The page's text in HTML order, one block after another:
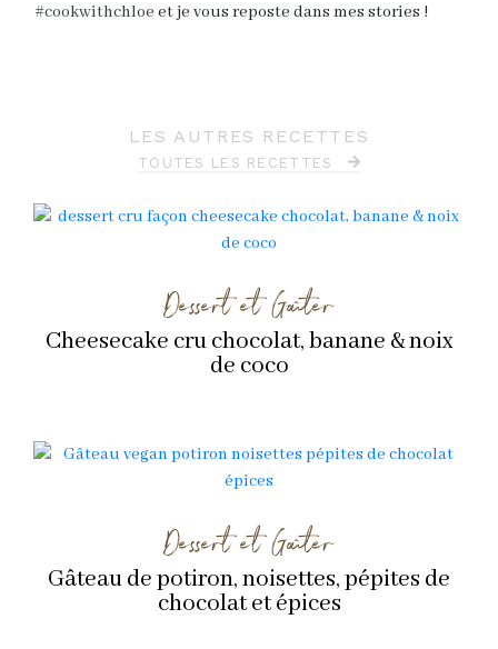
#cookwithchloe et je vous reposte dans mes stories !
LES AUTRES RECETTES
TOUTES LES RECETTES
Dessert et Goûter
Cheesecake cru chocolat, banane & noix
de coco
Dessert et Goûter
Gâteau de potiron, noisettes, pépites de
chocolat et épices